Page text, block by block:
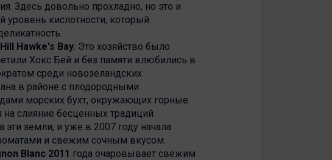
Здесь довольно прохладно, но это и
кислотности, который
Hawke's Bay. Это хозяйство было
Хокс Бей и без памяти влюбились в
среди новозеландских
в районе с плодородными
морских бухт, окружающих горные
на слияние бесценных традиций
земли, и уже в 2007 году начала
и свежим сочным вкусом.
Blanс 2011 года очаровывает свежим